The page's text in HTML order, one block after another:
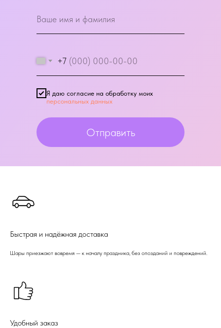
+7
Я даю согласие на обработку моих
персональных данных
Отправить
Быстрая и надёжная доставка
Шары приезжают вовремя — к началу праздника, без опозданий и повреждений.
Удобный заказ